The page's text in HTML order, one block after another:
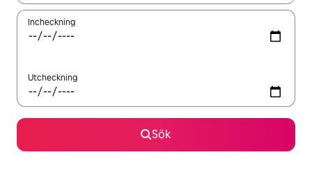
Incheckning
Utcheckning
Sök